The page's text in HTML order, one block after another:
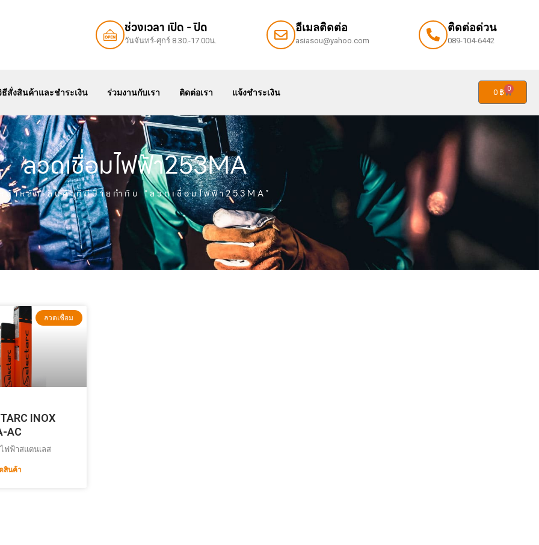
ช่วงเวลา เปิด - ปิด
วันจันทร์-ศุกร์ 8.30.-17.00น.
อีเมลติดต่อ
asiasou@yahoo.com
ติดต่อด่วน
089-104-6442
ธีสั่งสินค้าและชำระเงิน ร่วมงานกับเรา ติดต่อเรา แจ้งชำระเงิน 0 ฿ 0
ลวดเชื่อมไฟฟ้า253MA
หน้าหลัก›สินค้าที่มีป้ายกำกับ “ลวดเชื่อมไฟฟ้า253MA”
ลวดเชื่อม
INOX
AC
ฟฟ้าสแตนเลส
สินค้า